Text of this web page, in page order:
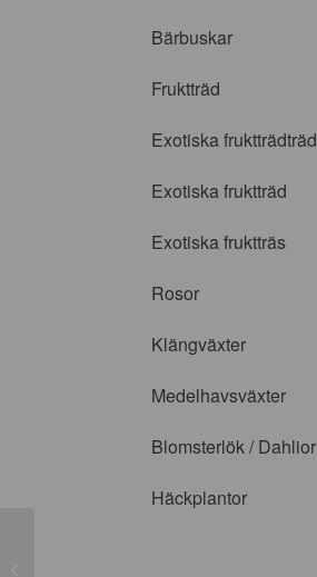
Bärbuskar
Fruktträd
Exotiska fruktträdträd
Exotiska fruktträd
Exotiska fruktträs
Rosor
Klängväxter
Medelhavsväxter
Blomsterlök / Dahlior
Häckplantor